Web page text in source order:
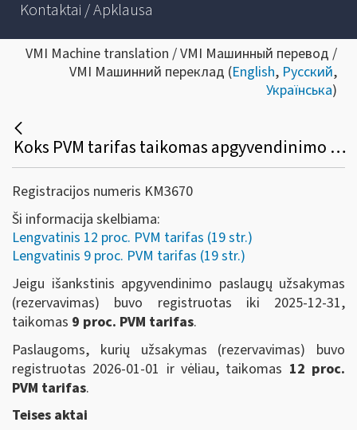
Kontaktai / Apklausa
VMI Machine translation / VMI Машинный перевод /
VMI Машинний переклад (English, Русский,
Українська)
Koks PVM tarifas taikomas apgyvendinimo paslaugoms teikiamoms nuo 2026-01-01, jei jos užsakytos iki 2025-12-31?
Registracijos numeris KM3670
Ši informacija skelbiama:
Lengvatinis 12 proc. PVM tarifas (19 str.)
Lengvatinis 9 proc. PVM tarifas (19 str.)
Jeigu išankstinis apgyvendinimo paslaugų užsakymas
(rezervavimas) buvo registruotas iki 2025-12-31,
taikomas 9 proc. PVM tarifas.
Paslaugoms, kurių užsakymas (rezervavimas) buvo
registruotas 2026-01-01 ir vėliau, taikomas 12 proc.
PVM tarifas.
Teises aktai